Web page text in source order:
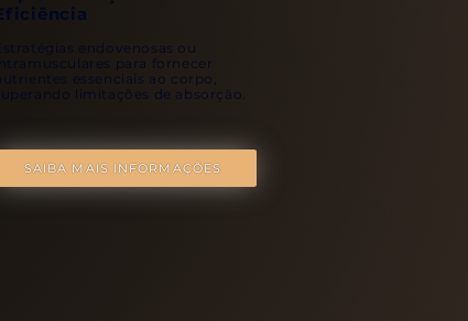
Eficiência
SAIBA MAIS INFORMAÇÕES
Estratégias endovenosas ou
intramusculares para fornecer
nutrientes essenciais ao corpo,
superando limitações de absorção.